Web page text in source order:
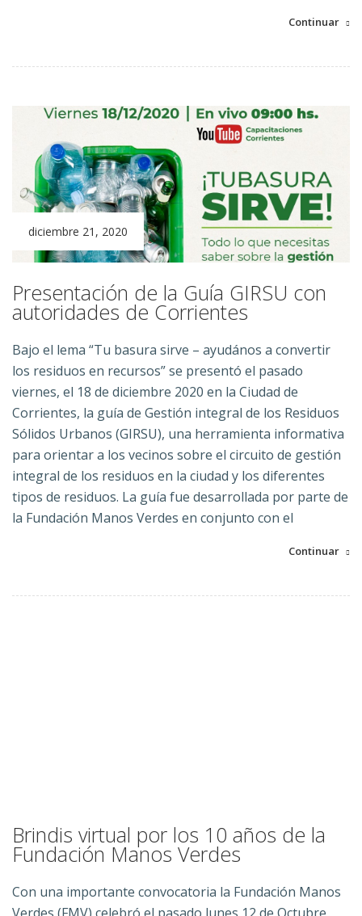
Continuar
diciembre 21, 2020
Presentación de la Guía GIRSU con
autoridades de Corrientes
Bajo el lema “Tu basura sirve – ayudános a convertir
los residuos en recursos” se presentó el pasado
viernes, el 18 de diciembre 2020 en la Ciudad de
Corrientes, la guía de Gestión integral de los Residuos
Sólidos Urbanos (GIRSU), una herramienta informativa
para orientar a los vecinos sobre el circuito de gestión
integral de los residuos en la ciudad y los diferentes
tipos de residuos. La guía fue desarrollada por parte de
la Fundación Manos Verdes en conjunto con el
Continuar
Brindis virtual por los 10 años de la
Fundación Manos Verdes
Con una importante convocatoria la Fundación Manos